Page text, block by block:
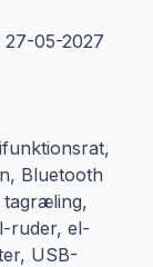
05-2027
Bluetooth
tagræling,
ruder, el-
USB-